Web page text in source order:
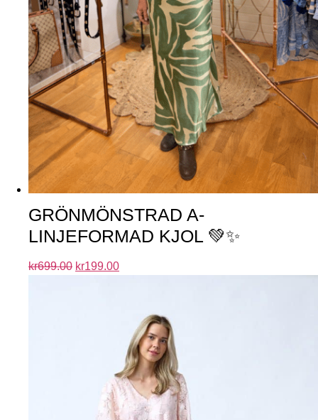
GRÖNMÖNSTRAD A-
LINJEFORMAD KJOL 💚✨
kr699.00 kr199.00